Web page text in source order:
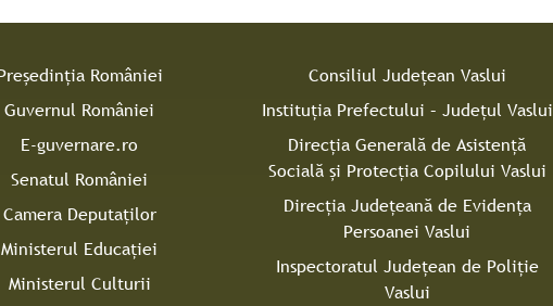
României
Guvernul României
E-guvernare.ro
Senatul României
Camera Deputaților
Ministerul Educației
Ministerul Culturii
Consiliul Judeţean Vaslui
Instituţia Prefectului – Judeţul Vaslui
Direcţia Generală de Asistenţă
Socială şi Protecţia Copilului Vaslui
Direcţia Judeţeană de Evidenţa
Persoanei Vaslui
Inspectoratul Judeţean de Poliţie
Vaslui